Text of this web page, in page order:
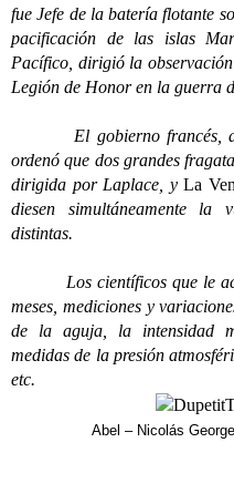
fue Jefe de la batería flotante
pacificación de las islas
Pacífico, dirigió la
Legión de Honor en la guerra
El gobierno francés,
ordenó que dos grandes
dirigida por Laplace, yLa
diesen simultáneamente la
distintas.
Los científicos que le
meses, mediciones y
de la aguja, la intensidad
medidas de la presión
etc.
Abel – Nicolás